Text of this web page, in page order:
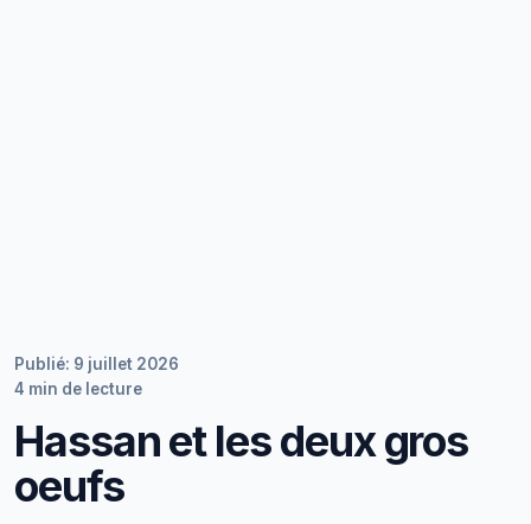
Publié: 9 juillet 2026
4 min de lecture
Hassan et les deux gros
oeufs